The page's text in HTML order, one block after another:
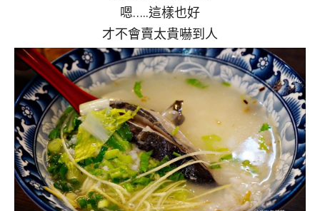
嗯…..這樣也好
才不會賣太貴嚇到人